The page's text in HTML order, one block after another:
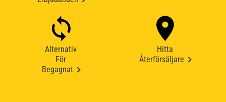
Alternativ
För
Begagnat
Hitta
Återförsäljare